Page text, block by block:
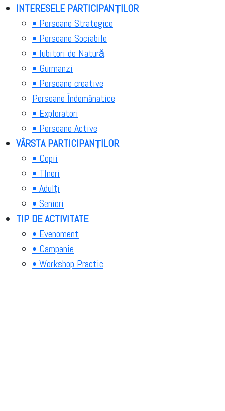
INTERESELE PARTICIPANȚILOR
• Persoane Strategice
• Persoane Sociabile
• Iubitori de Natură
• Gurmanzi
• Persoane creative
Persoane Îndemânatice
• Exploratori
• Persoane Active
VÂRSTA PARTICIPANȚILOR
• Copii
• TIneri
• Adulți
• Seniori
TIP DE ACTIVITATE
• Evenoment
• Campanie
• Workshop Practic